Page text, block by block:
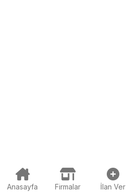
Anasayfa Firmalar İlan Ver